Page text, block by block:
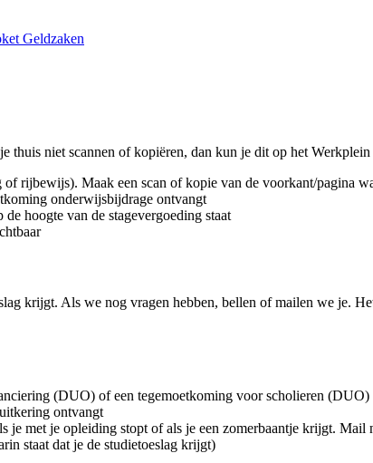
Geldzaken
thuis niet scannen of kopiëren, dan kun je dit op het Werkplein
rijbewijs). Maak een scan of kopie van de voorkant/pagina
onderwijsbijdrage ontvangt
hoogte van de stagevergoeding staat
krijgt. Als we nog vragen hebben, bellen of mailen we je.
(DUO) of een tegemoetkoming voor scholieren (DUO)
ontvangt
je met je opleiding stopt of als je een zomerbaantje krijgt. Mail
staat dat je de studietoeslag krijgt)